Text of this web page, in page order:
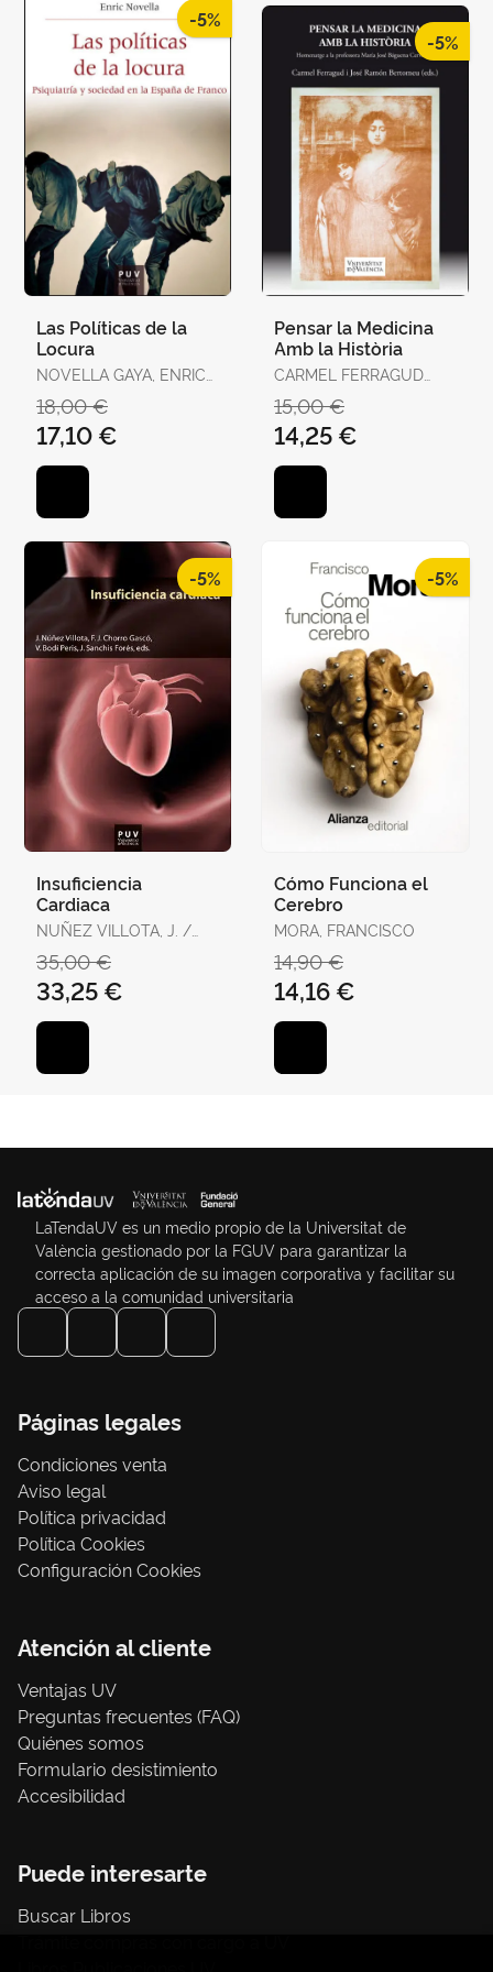
-5%
Las Políticas de la
Locura
NOVELLA GAYA, ENRIC
18,00 €
17,10 €
-5%
Pensar la Medicina
Amb la Història
CARMEL FERRAGUD
RAMÓN BERTOMEU
SÁNCHEZ
15,00 €
14,25 €
-5%
Insuficiencia
Cardiaca
NUÑEZ VILLOTA, J. /
35,00 €
33,25 €
-5%
Cómo Funciona el
Cerebro
MORA, FRANCISCO
14,90 €
14,16 €
LaTendaUV es un medio propio de la Universitat de
València gestionado por la FGUV para garantizar la
correcta aplicación de su imagen corporativa y facilitar su
acceso a la comunidad universitaria
Páginas legales
Condiciones venta
Aviso legal
Política privacidad
Política Cookies
Configuración Cookies
Atención al cliente
Ventajas UV
Preguntas frecuentes (FAQ)
Quiénes somos
Formulario desistimiento
Accesibilidad
Puede interesarte
Buscar Libros